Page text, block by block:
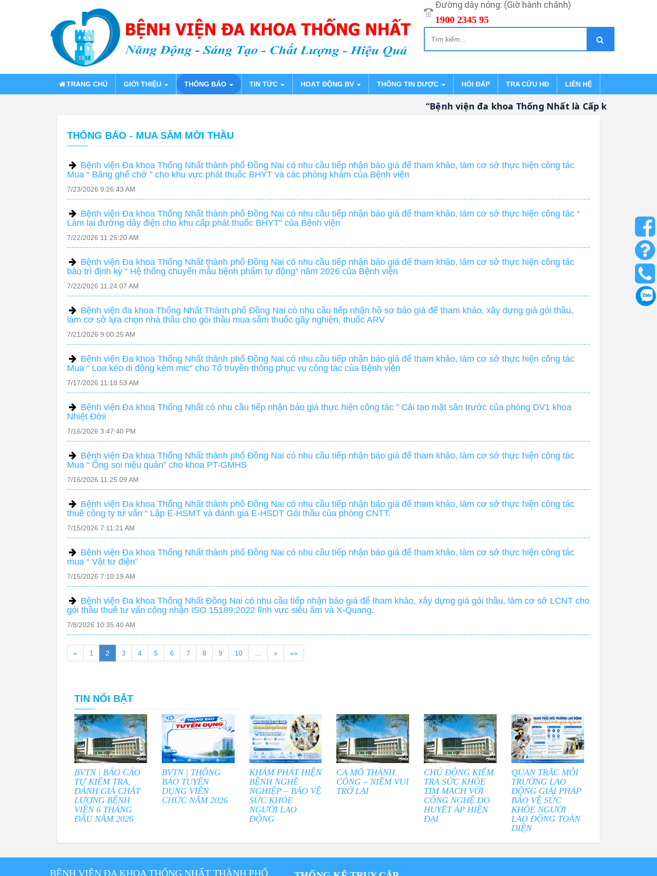
Đường dây nóng: (Giờ hành chánh)
1900 2345 95
TRANG CHỦ GIỚI THIỆU THÔNG BÁO TIN TỨC HOẠT ĐỘNG BV THÔNG TIN DƯỢC HỎI ĐÁP TRA CỨU HĐ LIÊN HỆ
“Bệnh viện đa khoa Thống Nhất là Cấp khám bệnh,
THÔNG BÁO - MUA SẮM MỜI THẦU
Bệnh viện Đa khoa Thống Nhất thành phố Đồng Nai có nhu cầu tiếp nhận báo giá để tham khảo, làm cơ sở thực hiện công tác
Mua “ Băng ghế chờ ” cho khu vực phát thuốc BHYT và các phòng khám của Bệnh viện
7/23/2026 9:26:43 AM
Bệnh viện Đa khoa Thống Nhất thành phố Đồng Nai có nhu cầu tiếp nhận báo giá để tham khảo, làm cơ sở thực hiện công tác “
Làm lại đường dây điện cho khu cấp phát thuốc BHYT” của Bệnh viện
7/22/2026 11:25:20 AM
Bệnh viện Đa khoa Thống Nhất thành phố Đồng Nai có nhu cầu tiếp nhận báo giá để tham khảo, làm cơ sở thực hiện công tác
bảo trì định kỳ “ Hệ thống chuyển mẫu bệnh phẩm tự động” năm 2026 của Bệnh viện
7/22/2026 11:24:07 AM
Bệnh viện đa khoa Thống Nhất Thành phố Đồng Nai có nhu cầu tiếp nhận hồ sơ báo giá để tham khảo, xây dựng giá gói thầu,
làm cơ sở lựa chọn nhà thầu cho gói thầu mua sắm thuốc gây nghiện, thuốc ARV
7/21/2026 9:00:25 AM
Bệnh viện Đa khoa Thống Nhất thành phố Đồng Nai có nhu cầu tiếp nhận báo giá để tham khảo, làm cơ sở thực hiện công tác
Mua “ Loa kéo di động kèm mic” cho Tổ truyền thông phục vụ công tác của Bệnh viện
7/17/2026 11:18:53 AM
Bệnh viện Đa khoa Thống Nhất có nhu cầu tiếp nhận báo giá thực hiện công tác " Cải tạo mặt sân trước của phòng DV1 khoa
Nhiệt Đớii
7/16/2026 3:47:40 PM
Bệnh viện Đa khoa Thống Nhất thành phố Đồng Nai có nhu cầu tiếp nhận báo giá để tham khảo, làm cơ sở thực hiện công tác
Mua “ Ống soi niệu quản” cho khoa PT-GMHS
7/16/2026 11:25:09 AM
Bệnh viện Đa khoa Thống Nhất thành phố Đồng Nai có nhu cầu tiếp nhận báo giá để tham khảo, làm cơ sở thực hiện công tác
thuê công ty tư vấn “ Lập E-HSMT và đánh giá E-HSDT Gói thầu của phòng CNTT.
7/15/2026 7:11:21 AM
Bệnh viện Đa khoa Thống Nhất thành phố Đồng Nai có nhu cầu tiếp nhận báo giá để tham khảo, làm cơ sở thực hiện công tác
mua “ Vật tư điện”
7/15/2026 7:10:19 AM
Bệnh viện Đa khoa Thống Nhất Đồng Nai có nhu cầu tiếp nhận báo giá để tham khảo, xây dựng giá gói thầu, làm cơ sở LCNT cho
gói thầu thuê tư vấn công nhận ISO 15189:2022 lĩnh vực siêu âm và X-Quang.
7/8/2026 10:35:40 AM
« 1 2 3 4 5 6 7 8 9 10 … » »»
TIN NỔI BẬT
BVTN | BÁO CÁO
TỰ KIỂM TRA,
ĐÁNH GIÁ CHẤT
LƯỢNG BỆNH
VIỆN 6 THÁNG
ĐẦU NĂM 2026
BVTN | THÔNG
BÁO TUYỂN
DỤNG VIÊN
CHỨC NĂM 2026
KHÁM PHÁT HIỆN
BỆNH NGHỀ
NGHIỆP – BẢO VỆ
SỨC KHỎE
NGƯỜI LAO
ĐỘNG
CA MỔ THÀNH
CÔNG – NIỀM VUI
TRỞ LẠI
CHỦ ĐỘNG KIỂM
TRA SỨC KHỎE
TIM MẠCH VỚI
CÔNG NGHỆ ĐO
HUYẾT ÁP HIỆN
ĐẠI
QUAN TRẮC MÔI
TRƯỜNG LAO
ĐỘNG GIẢI PHÁP
BẢO VỆ SỨC
KHỎE NGƯỜI
LAO ĐỘNG TOÀN
DIỆN
BỆNH VIỆN ĐA KHOA THỐNG NHẤT THÀNH PHỐ